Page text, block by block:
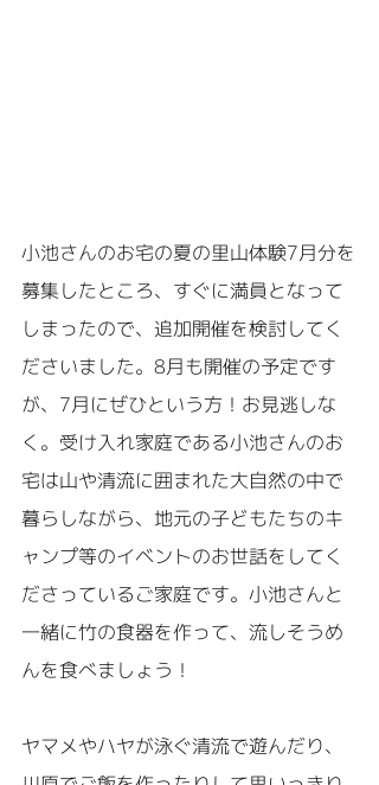
小池さんのお宅の夏の里山体験7月分を
募集したところ、すぐに満員となって
しまったので、追加開催を検討してく
ださいました。8月も開催の予定です
が、7月にぜひという方！お見逃しな
く。受け入れ家庭である小池さんのお
宅は山や清流に囲まれた大自然の中で
暮らしながら、地元の子どもたちのキ
ャンプ等のイベントのお世話をしてく
ださっているご家庭です。小池さんと
一緒に竹の食器を作って、流しそうめ
んを食べましょう！
ヤマメやハヤが泳ぐ清流で遊んだり、